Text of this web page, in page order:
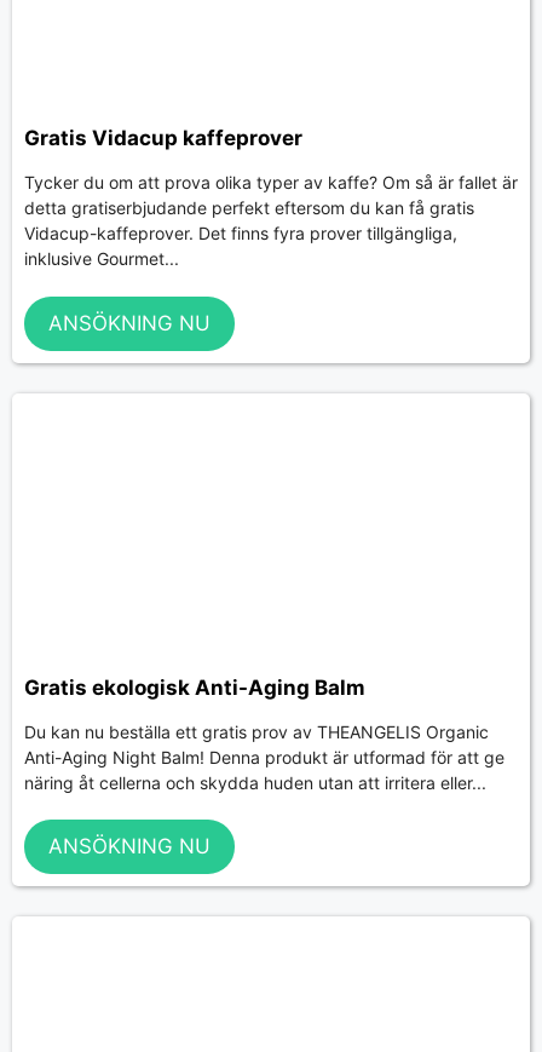
Gratis Vidacup kaffeprover
Tycker du om att prova olika typer av kaffe? Om så är fallet är
detta gratiserbjudande perfekt eftersom du kan få gratis
Vidacup-kaffeprover. Det finns fyra prover tillgängliga,
inklusive Gourmet...
ANSÖKNING NU
Gratis ekologisk Anti-Aging Balm
Du kan nu beställa ett gratis prov av THEANGELIS Organic
Anti-Aging Night Balm! Denna produkt är utformad för att ge
näring åt cellerna och skydda huden utan att irritera eller...
ANSÖKNING NU